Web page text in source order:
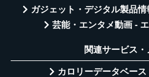
ガジェット・デジタル製品
芸能・エンタメ動画 -
関連サービス
カロリーデータベー